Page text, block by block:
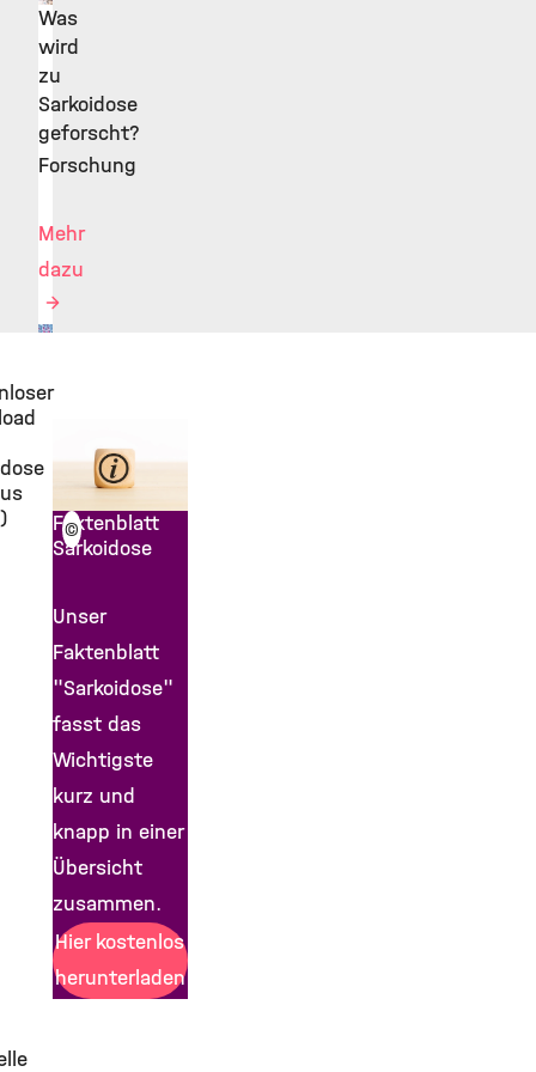
©
Was
wird
zu
Sarkoidose
geforscht?
Forschung
Mehr
dazu
Faktenblatt
Sarkoidose
Unser
Faktenblatt
"Sarkoidose"
fasst das
Wichtigste
kurz und
knapp in einer
Übersicht
zusammen.
Hier kostenlos
herunterladen
©